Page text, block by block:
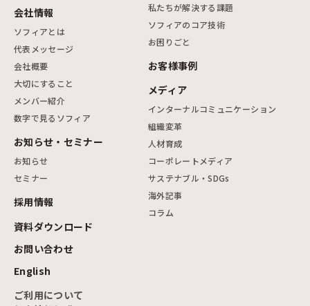
会社情報
ソフィアとは
代表メッセージ
会社概要
大切にすること
メンバー紹介
数字で見るソフィア
お知らせ・セミナー
お知らせ
セミナー
採用情報
私たちが解決する課題
ソフィアのコア技術
お困りごと
お客様事例
メディア
インターナルコミュニケーション
組織変革
人材育成
コーポレートメディア
サステナブル・SDGs
海外記事
コラム
資料ダウンロード
お問い合わせ
English
ご利用について